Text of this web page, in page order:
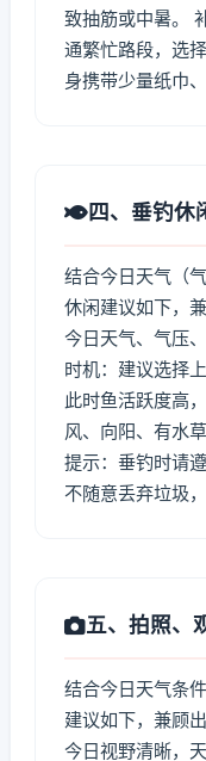
致抽筋或中暑。
通繁忙路段，选
身携带少量纸巾
四、垂钓休
结合今日天气（
休闲建议如下，
今日天气、气压
时机：建议选择
此时鱼活跃度高
风、向阳、有水
提示：垂钓时请
不随意丢弃垃圾
五、拍照、
结合今日天气条
建议如下，兼顾
今日视野清晰，